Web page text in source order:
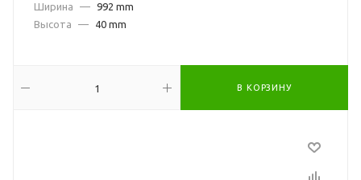
Ширина
— 992 mm
Высота
— 40 mm
В КОРЗИНУ